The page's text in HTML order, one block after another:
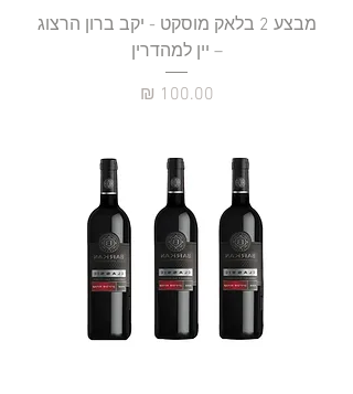
מבצע 2 בלאק מוסקט - יקב ברון הרצוג
– יין למהדרין
מחיר